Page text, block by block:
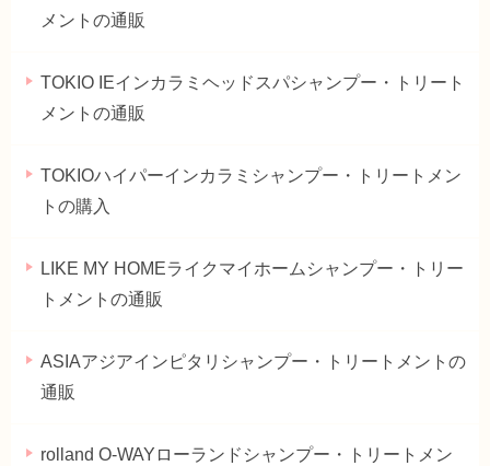
メントの通販
TOKIO IEインカラミヘッドスパシャンプー・トリート
メントの通販
TOKIOハイパーインカラミシャンプー・トリートメン
トの購入
LIKE MY HOMEライクマイホームシャンプー・トリー
トメントの通販
ASIAアジアインピタリシャンプー・トリートメントの
通販
rolland O-WAYローランドシャンプー・トリートメン